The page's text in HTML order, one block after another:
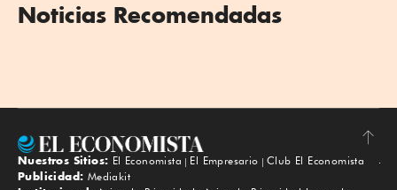
Noticias Recomendadas
Subir
Nuestros Sitios: El Economista El Empresario
Club El Economista
Publicidad: Mediakit